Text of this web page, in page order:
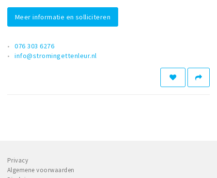
Meer informatie en solliciteren
076 303 6276
info@stromingettenleur.nl
Privacy
Algemene voorwaarden